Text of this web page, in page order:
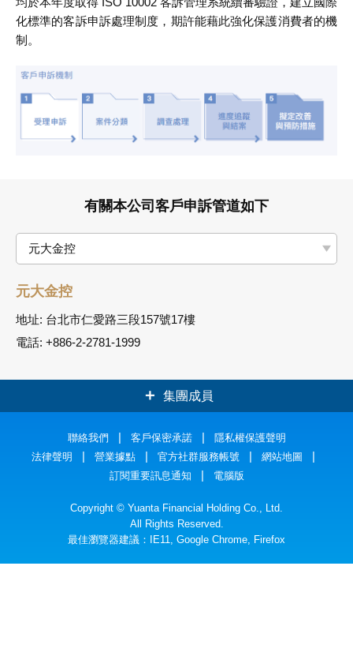
化標準的客訴申訴處理制度，期許能藉此強化保護消費者的機
制。
有關本公司客戶申訴管道如下
元大金控
元大金控
地址: 台北市仁愛路三段157號17樓
電話: +886-2-2781-1999
集團成員
元大證券 元大銀行
元大投信
元大期貨 元大投顧
元大創投 元大證金
聯絡我們 客戶保密承諾
隱私權保護聲明
法律聲明
營業據點 官方社群服務帳號
網站地圖
訂閱重要訊息通知
電腦版
Copyright © Yuanta Financial Holding Co., Ltd.
All Rights Reserved.
最佳瀏覽器建議：IE11, Google Chrome, Firefox